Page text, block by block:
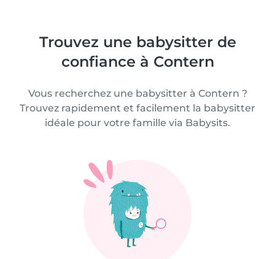
Trouvez une babysitter de
confiance à Contern
Vous recherchez une babysitter à Contern ?
Trouvez rapidement et facilement la babysitter
idéale pour votre famille via Babysits.